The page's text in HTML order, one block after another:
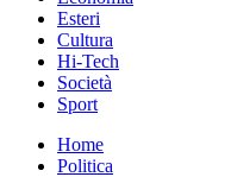
Esteri
Cultura
Hi-Tech
Società
Sport
Home
Politica